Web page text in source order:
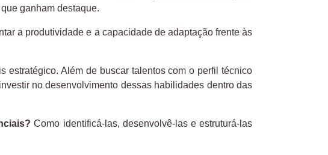
ganham destaque.
a produtividade e a capacidade de adaptação frente às
estratégico. Além de buscar talentos com o perfil técnico
no desenvolvimento dessas habilidades dentro das
Como identificá-las, desenvolvê-las e estruturá-las